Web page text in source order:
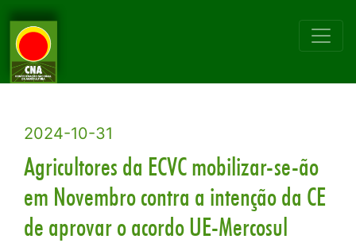
2024-10-31
Agricultores da ECVC mobilizar-se-ão
em Novembro contra a intenção da CE
de aprovar o acordo UE-Mercosul